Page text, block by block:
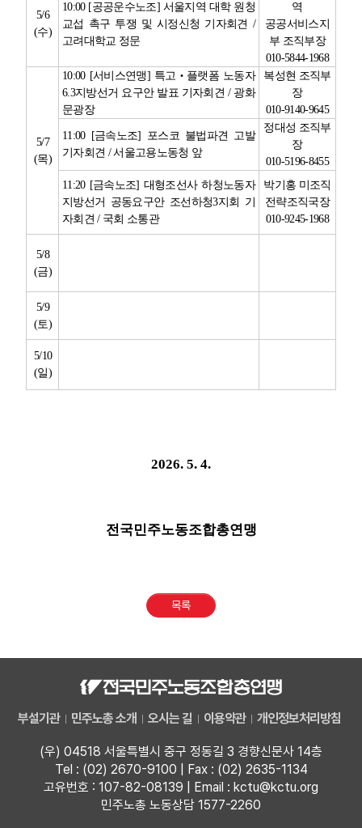
5/6
(수)
10:00 [공공운수노조] 서울지역 대학 원청
교섭 촉구 투쟁 및 시정신청 기자회견 /
고려대학교 정문
역
공공서비스지
부 조직부장
010-5844-1968
5/7
(목)
10:00 [서비스연맹] 특고 ‧ 플랫폼 노동자
6.3지방선거 요구안 발표 기자회견/ 광화
문광장
복성현 조직부
장
010-9140-9645
11:00 [금속노조] 포스코 불법파견 고발
기자회견 /서울고용노동청 앞
정대성 조직부
장
010-5196-8455
11:20 [금속노조] 대형조선사 하청노동자
지방선거 공동요구안 조선하청3지회 기
자회견/ 국회 소통관
박기홍 미조직
전략조직국장
010-9245-1968
5/8
(금)
5/9
(토)
5/10
(일)
2026. 5. 4.
전국민주노동조합총연맹
목록
부설기관 민주노총 소개 오시는 길 이용약관 개인정보처리방침
(우) 04518 서울특별시 중구 정동길 3 경향신문사 14층
Tel : (02) 2670-9100 | Fax : (02) 2635-1134
고유번호 : 107-82-08139 | Email : kctu@kctu.org
민주노총 노동상담 1577-2260